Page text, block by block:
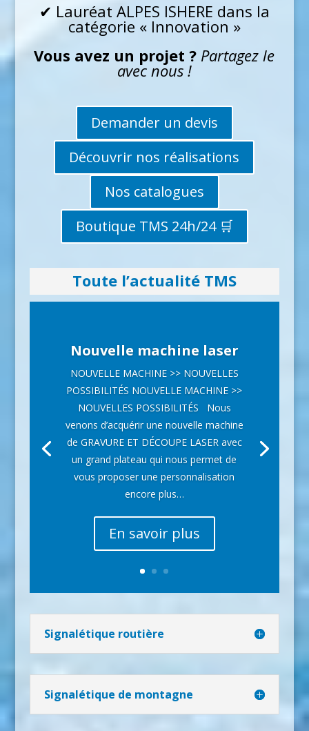
✔ Lauréat ALPES ISHERE dans la
catégorie « Innovation »
Vous avez un projet ? Partagez le
avec nous !
Demander un devis
Découvrir nos réalisations
Nos catalogues
Boutique TMS 24h/24 🛒
Toute l’actualité TMS
Nouvelle machine laser
NOUVELLE MACHINE >> NOUVELLES
POSSIBILITÉS NOUVELLE MACHINE >>
NOUVELLES POSSIBILITÉS Nous
venons d’acquérir une nouvelle machine
de GRAVURE ET DÉCOUPE LASER avec
un grand plateau qui nous permet de
vous proposer une personnalisation
encore plus…
En savoir plus
Signalétique routière
Signalétique de montagne